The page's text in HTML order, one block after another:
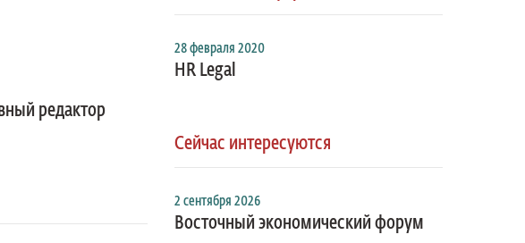
редактор
28 февраля 2020
HR Legal
Сейчас интересуются
2 сентября 2026
Восточный экономический форум